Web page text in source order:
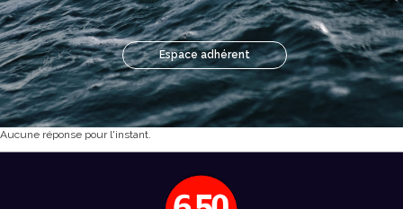
Espace adhérent
Aucune réponse pour l'instant.